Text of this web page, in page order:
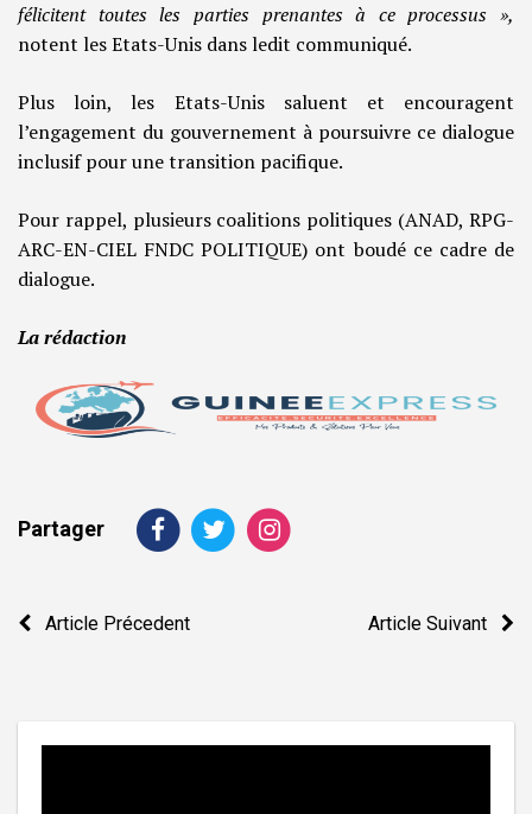
félicitent toutes les parties prenantes à ce processus »,
notent les Etats-Unis dans ledit communiqué.
Plus loin, les Etats-Unis saluent et encouragent
l’engagement du gouvernement à poursuivre ce dialogue
inclusif pour une transition pacifique.
Pour rappel, plusieurs coalitions politiques (ANAD, RPG-
ARC-EN-CIEL FNDC POLITIQUE) ont boudé ce cadre de
dialogue.
La rédaction
Partager
Navigation
Article Précedent Article Suivant